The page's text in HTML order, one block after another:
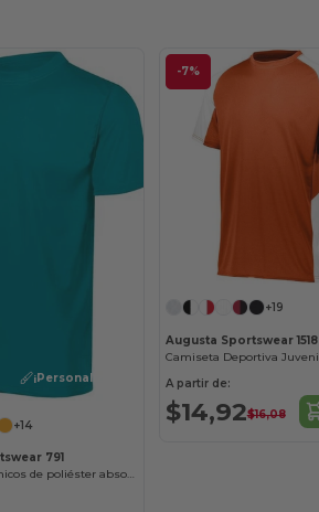
¡Personalízalo!
+14
791
Remera para chicos de poliéster absorbente
-7%
+19
Augusta Sportswear 1518
A partir de:
$14,92$16,08